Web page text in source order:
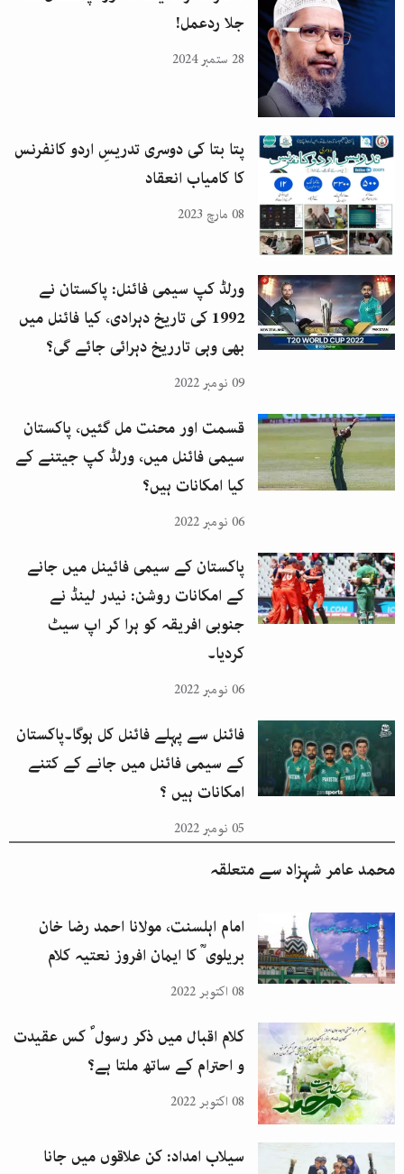
جلا ردعمل!
28 ستمبر 2024
پتا بتا کی دوسری تدریسِ اردو کانفرنس
کا کامیاب انعقاد
08 مارچ 2023
ورلڈ کپ سیمی فائنل: پاکستان نے
1992 کی تاریخ دہرادی، کیا فائنل میں
بھی وہی تارریخ دہرائی جائے گی؟
09 نومبر 2022
قسمت اور محنت مل گئیں، پاکستان
سیمی فائنل میں، ورلڈ کپ جیتنے کے
کیا امکانات ہیں؟
06 نومبر 2022
پاکستان کے سیمی فائینل میں جانے
کے امکانات روشن: نیدر لینڈ نے
جنوبی افریقہ کو ہرا کر اپ سیٹ
کردیا۔
06 نومبر 2022
فائنل سے پہلے فائنل کل ہوگا۔پاکستان
کے سیمی فائنل میں جانے کے کتنے
امکانات ہیں ؟
05 نومبر 2022
محمد عامر شہزادسے متعلقہ
امام اہلسنت، مولانا احمد رضا خان
بریلوی ؒ کا ایمان افروز نعتیہ کلام
08 اکتوبر 2022
کلام اقبال میں ذکر رسول ؐ کس عقیدت
و احترام کے ساتھ ملتا ہے؟
08 اکتوبر 2022
سیلاب امداد: کن علاقوں میں جانا